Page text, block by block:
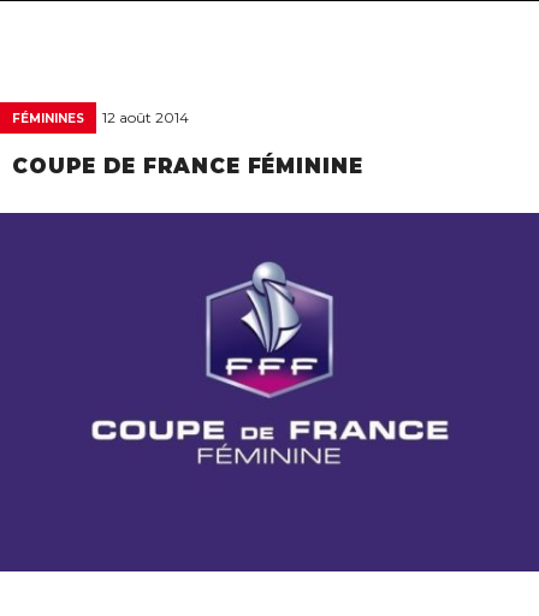
FÉMININES 12 août 2014
COUPE DE FRANCE FÉMININE